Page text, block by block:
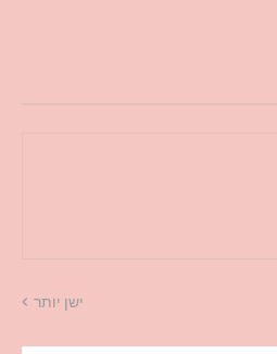
ישן יותר